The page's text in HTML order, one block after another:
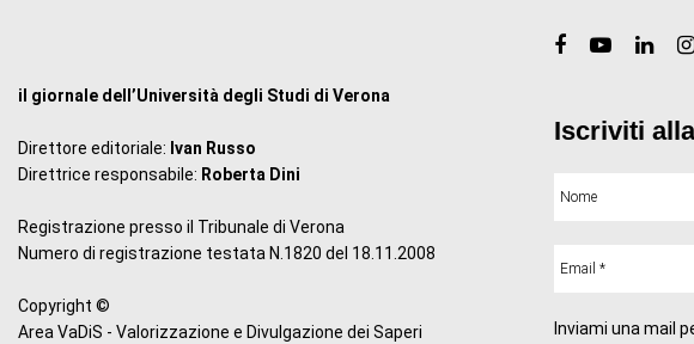
il giornale dell’Università degli Studi di Verona
Direttore editoriale: Ivan Russo
Direttrice responsabile: Roberta Dini
Registrazione presso il Tribunale di Verona
Numero di registrazione testata N.1820 del 18.11.2008
Copyright ©
Area VaDiS - Valorizzazione e Divulgazione dei Saperi
Iscriviti
Inviami una mail